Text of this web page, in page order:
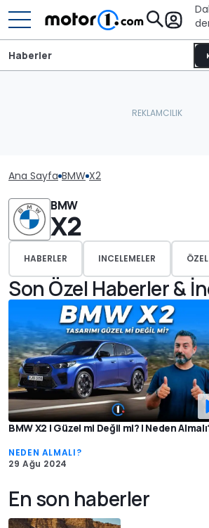
Haberler
Ana Sayfa BMW X2
BMW
X2
HABERLER INCELEMELER
Son Özel Haberler &
BMW X2 | Güzel mi Değil mi? | Neden
NEDEN ALMALI?
29 Ağu 2024
En son haberler